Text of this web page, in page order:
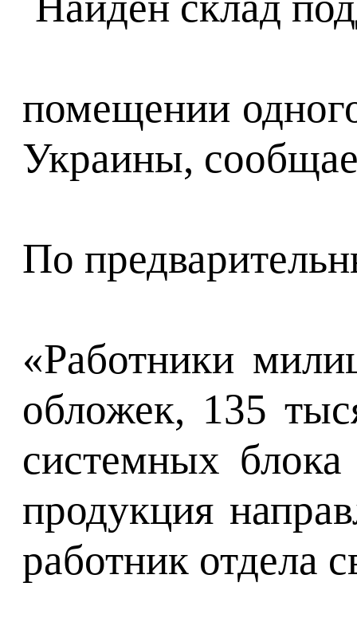
помещении
Украины,
По
«Работники
обложек, 135
системных
продукция
работник отдела